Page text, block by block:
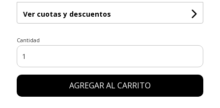
Ver cuotas y descuentos
Cantidad
AGREGAR AL CARRITO